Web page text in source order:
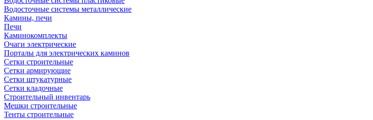
Водосточные системы металлические
Камины, печи
Печи
Каминокомплекты
Очаги электрические
Порталы для электрических каминов
Сетки строительные
Сетки армирующие
Сетки штукатурные
Сетки кладочные
Строительный инвентарь
Мешки строительные
Тенты строительные